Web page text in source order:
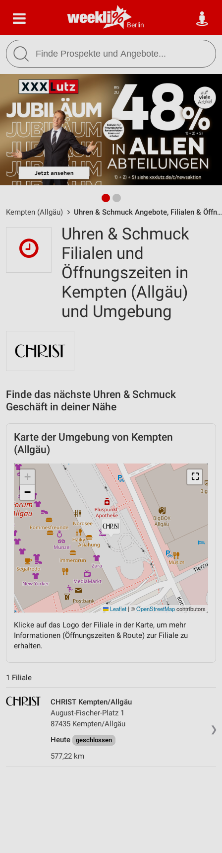
Berlin
Kempten (Allgäu) Uhren & Schmuck Angebote, Filialen & Öffnungszeiten
Uhren & Schmuck
Filialen und
Öffnungszeiten in
Kempten (Allgäu)
und Umgebung
Finde das nächste Uhren & Schmuck
Geschäft in deiner Nähe
Karte der Umgebung von Kempten
(Allgäu)
⛶
+
−
Leaflet | ©OpenStreetMapcontributors
Klicke auf das Logo der Filiale in der Karte, um mehr
Informationen (Öffnungszeiten & Route) zur Filiale zu
erhalten.
1 Filiale
❯
CHRIST Kempten/Allgäu
August-Fischer-Platz 1
87435 Kempten/Allgäu
Heute
geschlossen
577,22 km